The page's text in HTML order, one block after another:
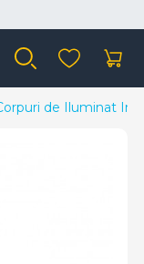
de Iluminat